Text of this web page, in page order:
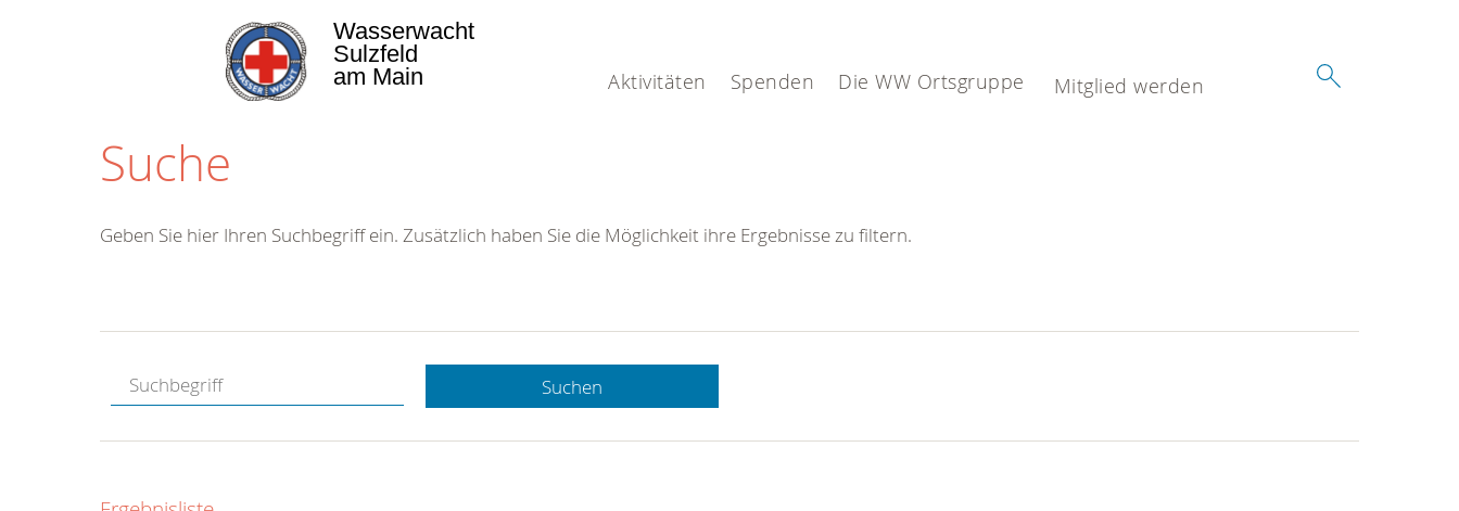
Aktivitäten Spenden Die WW Ortsgruppe Mitglied werden
Wasserwacht
Sulzfeld
am Main
Suche
Hotline.
gerne.
Geben Sie hier Ihren Suchbegriff ein. Zusätzlich haben Sie die Möglichkeit ihre Ergebnisse zu filtern.
Suchen